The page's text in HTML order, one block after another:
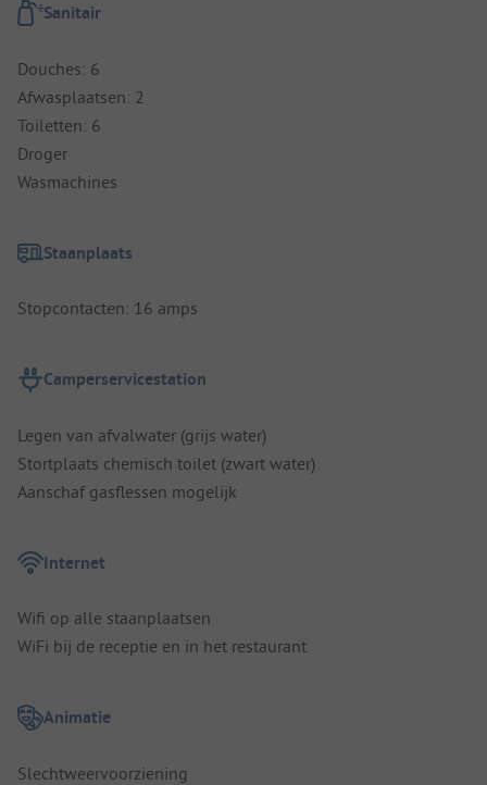
Sanitair
Douches: 6
Afwasplaatsen: 2
Toiletten: 6
Droger
Wasmachines
Staanplaats
Stopcontacten: 16 amps
Camperservicestation
Legen van afvalwater (grijs water)
Stortplaats chemisch toilet (zwart water)
Aanschaf gasflessen mogelijk
Internet
Wifi op alle staanplaatsen
WiFi bij de receptie en in het restaurant
Animatie
Slechtweervoorziening